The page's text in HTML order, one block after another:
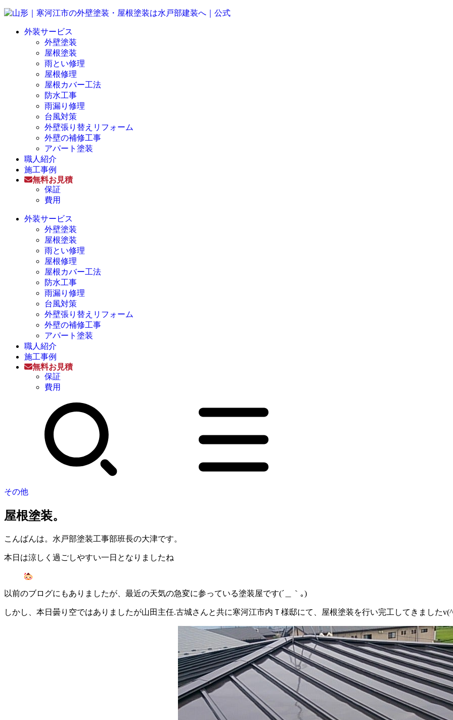
外装サービス
外壁塗装
屋根塗装
雨とい修理
屋根修理
屋根カバー工法
防水工事
雨漏り修理
台風対策
外壁張り替えリフォーム
外壁の補修工事
アパート塗装
職人紹介
施工事例
無料お見積
保証
費用
外装サービス
外壁塗装
屋根塗装
雨とい修理
屋根修理
屋根カバー工法
防水工事
雨漏り修理
台風対策
外壁張り替えリフォーム
外壁の補修工事
アパート塗装
職人紹介
施工事例
無料お見積
保証
費用
その他
屋根塗装。
こんばんは。水戸部塗装工事部班長の大津です。
本日は涼しく過ごしやすい一日となりましたね
以前のブログにもありましたが、最近の天気の急変に参っている塗装屋です(´＿｀｡)
しかし、本日曇り空ではありましたが山田主任.古城さんと共に寒河江市内Ｔ様邸にて、屋根塗装を行い完工してきました